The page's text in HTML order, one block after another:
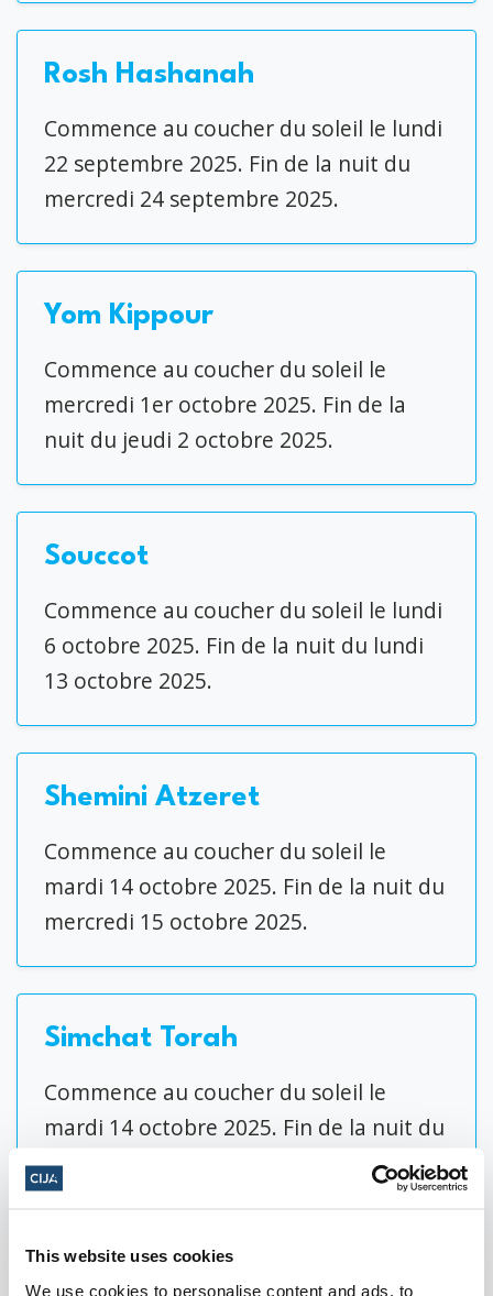
This website uses cookies
We use cookies to personalise content and ads, to
Rosh Hashanah
Commence au coucher du soleil le lundi
22 septembre 2025. Fin de la nuit du
mercredi 24 septembre 2025.
Yom Kippour
Commence au coucher du soleil le
mercredi 1er octobre 2025. Fin de la
nuit du jeudi 2 octobre 2025.
Souccot
Commence au coucher du soleil le lundi
6 octobre 2025. Fin de la nuit du lundi
13 octobre 2025.
Shemini Atzeret
Commence au coucher du soleil le
mardi 14 octobre 2025. Fin de la nuit du
mercredi 15 octobre 2025.
Simchat Torah
Commence au coucher du soleil le
mardi 14 octobre 2025. Fin de la nuit du
mercredi 15 octobre 2025.
Nuit de Cristal